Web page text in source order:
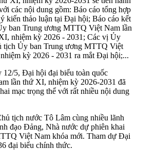
các nội dung gồm: Báo cáo tổng hợp
kiến thảo luận tại Đại hội; Báo cáo kết
ban Trung ương MTTQ Việt Nam lần
nhiệm kỳ 2026 - 2031; Các vị Ủy
tịch Ủy ban Trung ương MTTQ Việt
kỳ 2026 - 2031 ra mắt Đại hội;...
12/5, Đại hội đại biểu toàn quốc
lần thứ XI, nhiệm kỳ 2026-2031 đã
mạc trọng thể với rất nhiều nội dung
tịch nước Tô Lâm cùng nhiều lãnh
đạo Đảng, Nhà nước dự phiên khai
Việt Nam khóa mới. Tham dự Đại
đại biểu chính thức.